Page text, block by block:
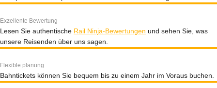
Exzellente Bewertung
Lesen Sie authentische Rail Ninja-Bewertungen und sehen Sie, was
unsere Reisenden über uns sagen.
Flexible planung
Bahntickets können Sie bequem bis zu einem Jahr im Voraus buchen.